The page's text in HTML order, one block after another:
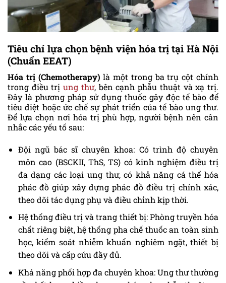
Tiêu chí lựa chọn bệnh viện hóa trị tại Hà Nội
(Chuẩn EEAT)
Hóa trị (Chemotherapy) là một trong ba trụ cột chính
trong điều trịung thư, bên cạnh phẫu thuật và xạ trị.
Đây là phương pháp sử dụng thuốc gây độc tế bào để
tiêu diệt hoặc ức chế sự phát triển của tế bào ung thư.
Để lựa chọn nơi hóa trị phù hợp, người bệnh nên cân
nhắc các yếu tố sau:
Đội ngũ bác sĩ chuyên khoa: Có trình độ chuyên
môn cao (BSCKII, ThS, TS) có kinh nghiệm điều trị
đa dạng các loại ung thư, có khả năng cá thể hóa
phác đồ giúp xây dựng phác đồ điều trị chính xác,
theo dõi tác dụng phụ và điều chỉnh kịp thời.
Hệ thống điều trị và trang thiết bị: Phòng truyền hóa
chất riêng biệt, hệ thống pha chế thuốc an toàn sinh
học, kiểm soát nhiễm khuẩn nghiêm ngặt, thiết bị
theo dõi và cấp cứu đầy đủ.
Khả năng phối hợp đa chuyên khoa: Ung thư thường